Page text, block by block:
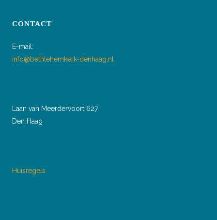
CONTACT
E-mail:
info@bethlehemkerk-denhaag.nl
Laan van Meerdervoort 627
Den Haag
Huisregels